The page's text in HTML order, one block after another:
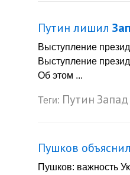
Путин лишил
Выступление
Выступление
Об этом ...
Теги: Путин Запад
Пушков
Пушков: важность